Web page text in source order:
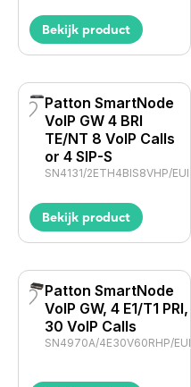
Bekijk product
Patton SmartNode
VoIP GW 4 BRI
TE/NT 8 VoIP Calls
or 4 SIP-S
SN4131/2ETH4BIS8VHP/EUI
Bekijk product
Patton SmartNode
VoIP GW, 4 E1/T1 PRI,
30 VoIP Calls
SN4970A/4E30V60RHP/EUI